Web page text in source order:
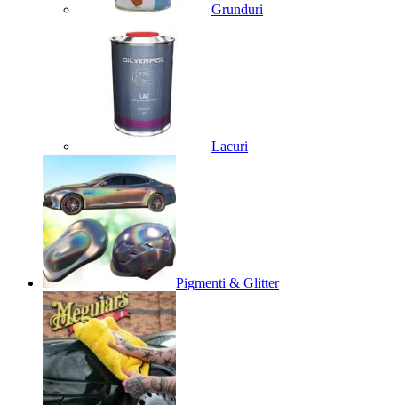
Grunduri
Lacuri
Pigmenti & Glitter